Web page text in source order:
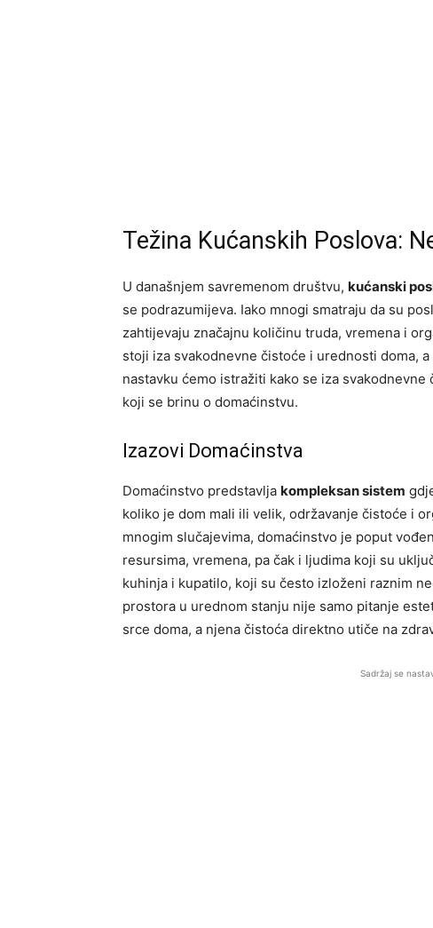
Težina Kućanskih Poslova:
U današnjem savremenom društvu, kućanski
se podrazumijeva. Iako mnogi smatraju da su
zahtijevaju značajnu količinu truda, vremena i
stoji iza svakodnevne čistoće i urednosti doma,
nastavku ćemo istražiti kako se iza
koji se brinu o domaćinstvu.
Izazovi Domaćinstva
Domaćinstvo predstavlja kompleksan sistem
koliko je dom mali ili velik, održavanje čistoće i
mnogim slučajevima, domaćinstvo je poput
resursima, vremena, pa čak i ljudima koji su
kuhinja i kupatilo, koji su često izloženi raznim
prostora u urednom stanju nije samo pitanje
srce doma, a njena čistoća direktno utiče na
Sadržaj se